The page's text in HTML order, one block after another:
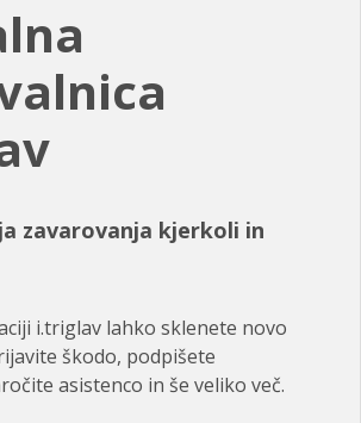
zavarovanja kjerkoli in
i.triglav lahko sklenete novo
škodo, podpišete
asistenco in še veliko več.